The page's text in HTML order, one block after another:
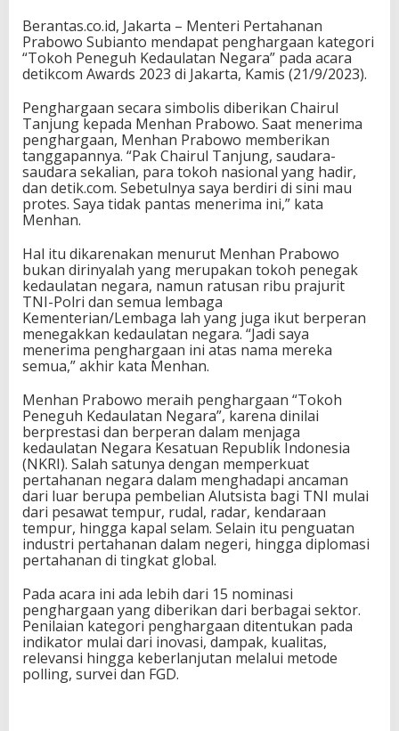
Berantas.co.id, Jakarta – Menteri Pertahanan
Prabowo Subianto mendapat penghargaan kategori
“Tokoh Peneguh Kedaulatan Negara” pada acara
detikcom Awards 2023 di Jakarta, Kamis (21/9/2023).
Penghargaan secara simbolis diberikan Chairul
Tanjung kepada Menhan Prabowo. Saat menerima
penghargaan, Menhan Prabowo memberikan
tanggapannya. “Pak Chairul Tanjung, saudara-
saudara sekalian, para tokoh nasional yang hadir,
dan detik.com. Sebetulnya saya berdiri di sini mau
protes. Saya tidak pantas menerima ini,” kata
Menhan.
Hal itu dikarenakan menurut Menhan Prabowo
bukan dirinyalah yang merupakan tokoh penegak
kedaulatan negara, namun ratusan ribu prajurit
TNI-Polri dan semua lembaga
Kementerian/Lembaga lah yang juga ikut berperan
menegakkan kedaulatan negara. “Jadi saya
menerima penghargaan ini atas nama mereka
semua,” akhir kata Menhan.
Menhan Prabowo meraih penghargaan “Tokoh
Peneguh Kedaulatan Negara”, karena dinilai
berprestasi dan berperan dalam menjaga
kedaulatan Negara Kesatuan Republik Indonesia
(NKRI). Salah satunya dengan memperkuat
pertahanan negara dalam menghadapi ancaman
dari luar berupa pembelian Alutsista bagi TNI mulai
dari pesawat tempur, rudal, radar, kendaraan
tempur, hingga kapal selam. Selain itu penguatan
industri pertahanan dalam negeri, hingga diplomasi
pertahanan di tingkat global.
Pada acara ini ada lebih dari 15 nominasi
penghargaan yang diberikan dari berbagai sektor.
Penilaian kategori penghargaan ditentukan pada
indikator mulai dari inovasi, dampak, kualitas,
relevansi hingga keberlanjutan melalui metode
polling, survei dan FGD.